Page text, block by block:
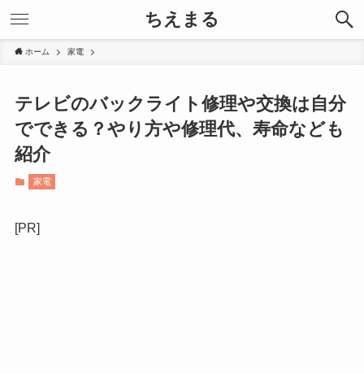
ちえまる
ホーム 家電
テレビのバックライト修理や交換は自分
でできる？やり方や修理代、寿命なども
紹介
家電
[PR]